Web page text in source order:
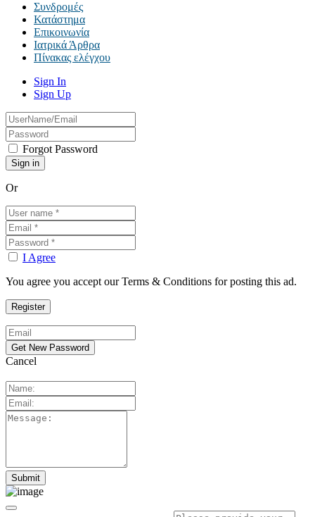
Συνδρομές
Κατάστημα
Επικοινωνία
Ιατρικά Άρθρα
Πίνακας ελέγχου
Sign In
Sign Up
Forgot Password
Or
I Agree
You agree you accept our Terms & Conditions for posting this ad.
Cancel